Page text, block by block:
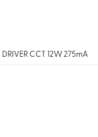
DRIVER CCT 12W 275mA